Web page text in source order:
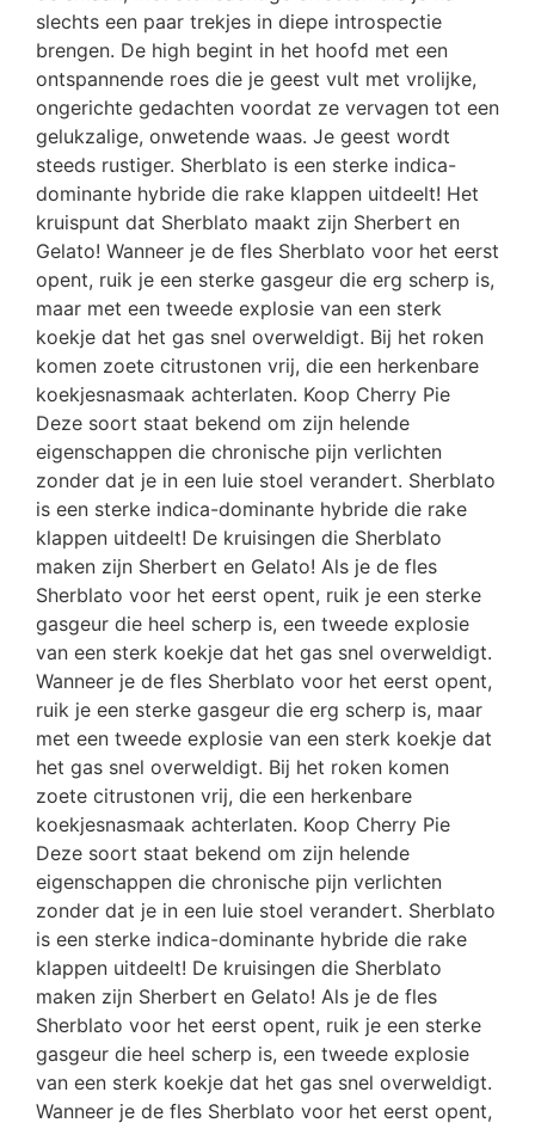
slechts een paar trekjes in diepe introspectie
brengen. De high begint in het hoofd met een
ontspannende roes die je geest vult met vrolijke,
ongerichte gedachten voordat ze vervagen tot een
gelukzalige, onwetende waas. Je geest wordt
steeds rustiger. Sherblato is een sterke indica-
dominante hybride die rake klappen uitdeelt! Het
kruispunt dat Sherblato maakt zijn Sherbert en
Gelato! Wanneer je de fles Sherblato voor het eerst
opent, ruik je een sterke gasgeur die erg scherp is,
maar met een tweede explosie van een sterk
koekje dat het gas snel overweldigt. Bij het roken
komen zoete citrustonen vrij, die een herkenbare
koekjesnasmaak achterlaten. Koop Cherry Pie
Deze soort staat bekend om zijn helende
eigenschappen die chronische pijn verlichten
zonder dat je in een luie stoel verandert. Sherblato
is een sterke indica-dominante hybride die rake
klappen uitdeelt! De kruisingen die Sherblato
maken zijn Sherbert en Gelato! Als je de fles
Sherblato voor het eerst opent, ruik je een sterke
gasgeur die heel scherp is, een tweede explosie
van een sterk koekje dat het gas snel overweldigt.
Wanneer je de fles Sherblato voor het eerst opent,
ruik je een sterke gasgeur die erg scherp is, maar
met een tweede explosie van een sterk koekje dat
het gas snel overweldigt. Bij het roken komen
zoete citrustonen vrij, die een herkenbare
koekjesnasmaak achterlaten. Koop Cherry Pie
Deze soort staat bekend om zijn helende
eigenschappen die chronische pijn verlichten
zonder dat je in een luie stoel verandert. Sherblato
is een sterke indica-dominante hybride die rake
klappen uitdeelt! De kruisingen die Sherblato
maken zijn Sherbert en Gelato! Als je de fles
Sherblato voor het eerst opent, ruik je een sterke
gasgeur die heel scherp is, een tweede explosie
van een sterk koekje dat het gas snel overweldigt.
Wanneer je de fles Sherblato voor het eerst opent,